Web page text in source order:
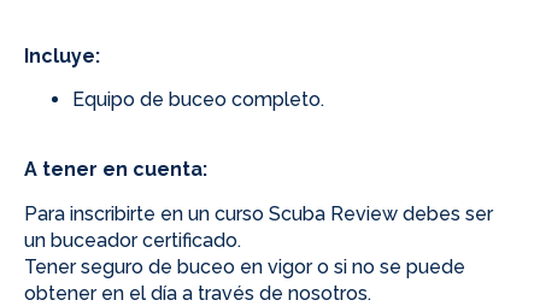
Incluye:
Equipo de buceo completo.
A tener en cuenta:
Para inscribirte en un curso Scuba Review debes ser
un buceador certificado.
Tener seguro de buceo en vigor o si no se puede
obtener en el día a través de nosotros.